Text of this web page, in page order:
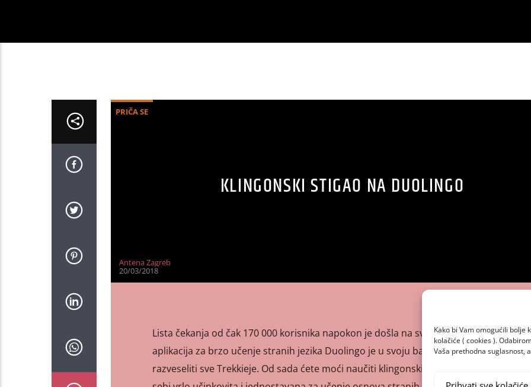
Kako bi Vam omogućili bolje
kolačiće ( cookies ).
Vaša prethodna suglasnost,
PRIČA SE
KLINGONSKI STIGAO NA DUOLINGO
Antena Zagreb
20/03/2018
Lista čekanja od čak 170 000 korisnika napokon je došla na svoje. Popularna
aplikacija za brzo učenje stranih jezika Duolingo je u svoju bazu ubacila onaj koji će
razveseliti sve Trekkieje. Od sada ćete moći naučiti klingonski! Aplikacija sama po